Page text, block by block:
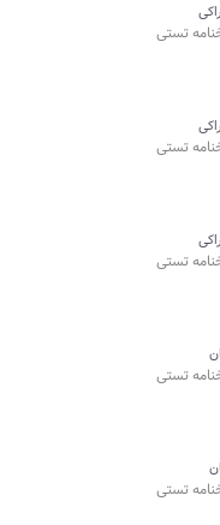
تستی
تستی
تستی
تستی
تستی